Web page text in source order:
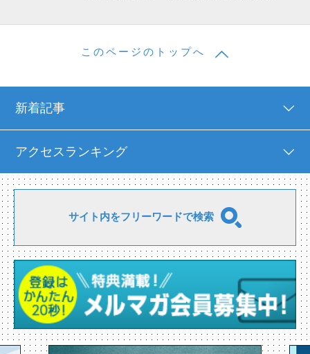
このページのトップへ
新着記事
アクセスランキング
サイト内をフリーワードで検索